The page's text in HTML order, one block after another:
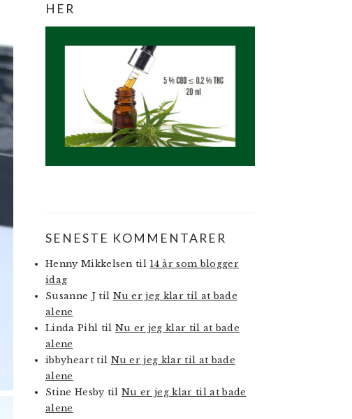
HER
SENESTE KOMMENTARER
Henny Mikkelsen til 14 år som blogger
idag
Susanne Jtil Nu er jeg klar til at bade
alene
Linda Pihl til Nu er jeg klar til at bade
alene
ibbyhearttil Nu er jeg klar til at bade
alene
Stine Hesby tilNu er jeg klar til at bade
alene